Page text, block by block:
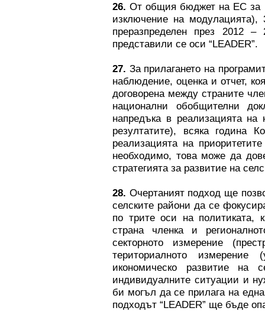
26. От общия бюджет на ЕС за
изключение на
преразпределен през 2012
представили се оси “LEADER”.
27. За прилагането на
наблюдение, оценка и отчет,
договорена между страните
национални обобщителни
напредъка в реализацията на
резултатите), всяка година
реализацията на
необходимо, това може да
стратегията за развитие на
28. Очертаният подход ще
селските райони да се
по трите оси на политиката,
страна членка и
секторното измерение
териториалното
икономическо развитие на
индивидуалните ситуации и
би могъл да се прилага на
подходът “LEADER” ще бъде